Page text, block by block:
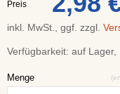
Preis
inkl. MwSt., ggf. zzgl.
Verfügbarkeit: auf Lager,
Menge